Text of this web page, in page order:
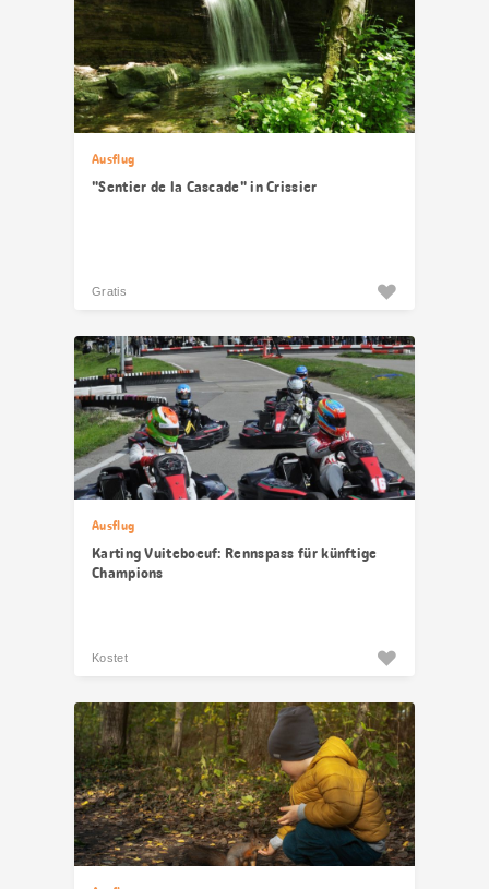
Ausflug
"Sentier de la Cascade" in Crissier
Gratis
Ausflug
Karting Vuiteboeuf: Rennspass für künftige
Champions
Kostet